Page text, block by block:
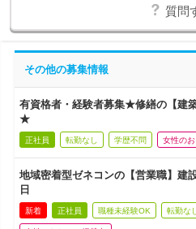
質問
その他の募集情報
有資格者・経験者募集★修繕の【建
★
正社員 転勤なし 学歴不問 女性の
地域密着型ゼネコンの【営業職】建
日
新着 正社員 職種未経験OK 転勤な